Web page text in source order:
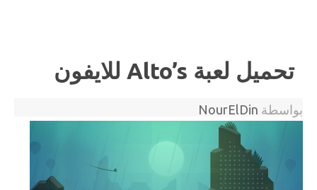
تحميل لعبة Alto’s للايفون
بواسطة NourElDin